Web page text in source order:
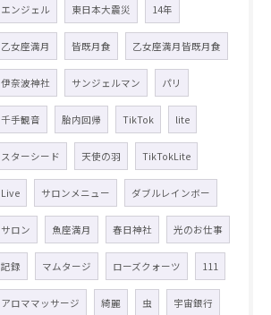
エンジェル 東日本大震災 14年
乙女座満月 皆既月食 乙女座満月皆既月食
伊奈波神社 サンジェルマン パリ
千手観音 胎内回帰 TikTok lite
スターシード 天使の羽 TikTokLite
Live サロンメニュー ダブルレインボー
サロン 魚座満月 春日神社 光のお仕事
記録 マムタージ ローズクォーツ 111
アロママッサージ 綺麗 虫 宇宙銀行